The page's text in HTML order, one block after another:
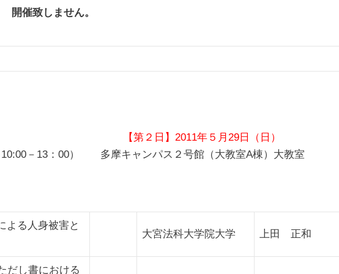
致しません。
【第２日】2011年５月29日（日）
－13：00） 多摩キャンパス２号館（大教室A棟）大教室
よる人身被害と
大宮法科大学院大学 上田 正和
だし書における